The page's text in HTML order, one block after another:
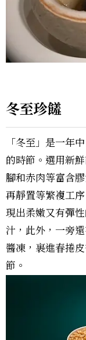
冬至珍饈
「冬至」是一年
的時節。選用新
腳和赤肉等富含
再靜置等繁複工
現出柔嫩又有彈
汁，此外，一旁
醬凍，裹進春捲
節。